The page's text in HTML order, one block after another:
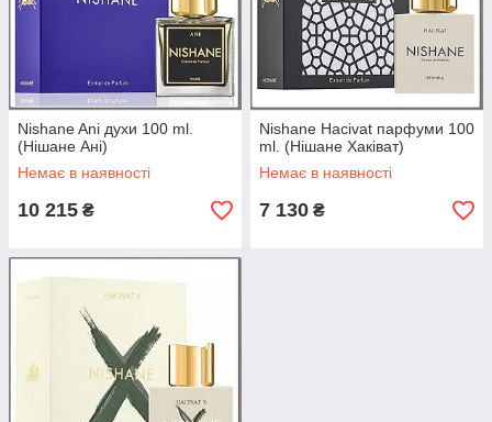
Nishane Ani духи 100 ml.
(Нішане Ані)
Немає в наявності
10 215 ₴
Nishane Hacivat парфуми 100
ml. (Нішане Хаківат)
Немає в наявності
7 130 ₴